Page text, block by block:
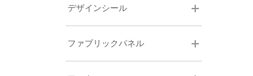
デザインシール
ファブリックパネル